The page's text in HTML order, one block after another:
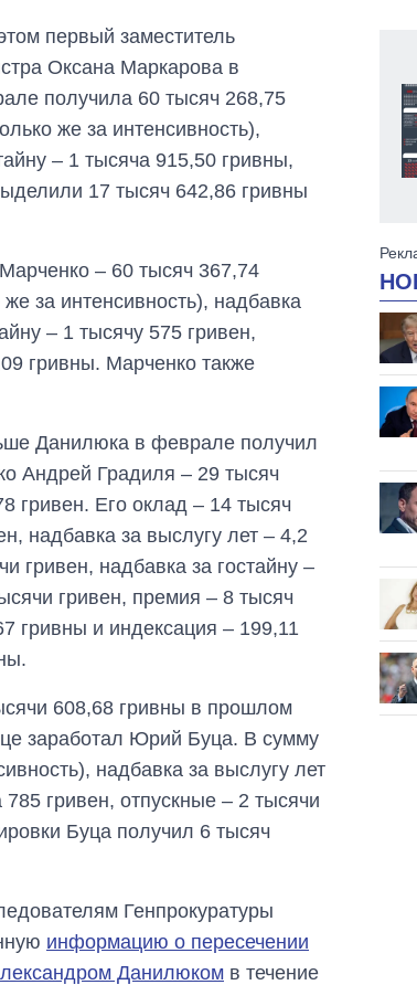
первый заместитель
Оксана Маркарова в
получила 60 тысяч 268,75
же за интенсивность),
– 1 тысяча 915,50 гривны,
17 тысяч 642,86 гривны
– 60 тысяч 367,74
за интенсивность), надбавка
– 1 тысячу 575 гривен,
гривны. Марченко также
Данилюка в феврале получил
Андрей Градиля – 29 тысяч
гривен. Его оклад – 14 тысяч
надбавка за выслугу лет – 4,2
гривен, надбавка за гостайну –
гривен, премия – 8 тысяч
гривны и индексация – 199,11
608,68 гривны в прошлом
заработал Юрий Буца. В сумму
надбавка за выслугу лет
гривен, отпускные – 2 тысячи
Буца получил 6 тысяч
Генпрокуратуры
информацию о пересечении
Данилюком в течение
Как изменился
бюджет
Министерства
обороны за 13 лет
войны с россией